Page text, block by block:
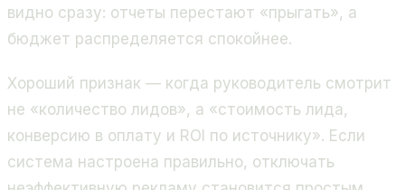
видно сразу: отчеты перестают «прыгать», а
бюджет распределяется спокойнее.
Хороший признак — когда руководитель смотрит
не «количество лидов», а «стоимость лида,
конверсию в оплату и ROI по источнику». Если
система настроена правильно, отключать